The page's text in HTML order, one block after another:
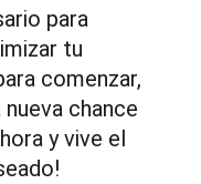
para
tu
comenzar,
chance
y vive el